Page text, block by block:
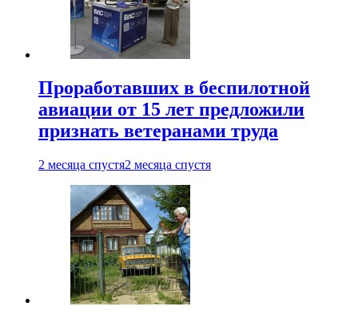
Проработавших в беспилотной
авиации от 15 лет предложили
признать ветеранами труда
2 месяца спустя2 месяца спустя